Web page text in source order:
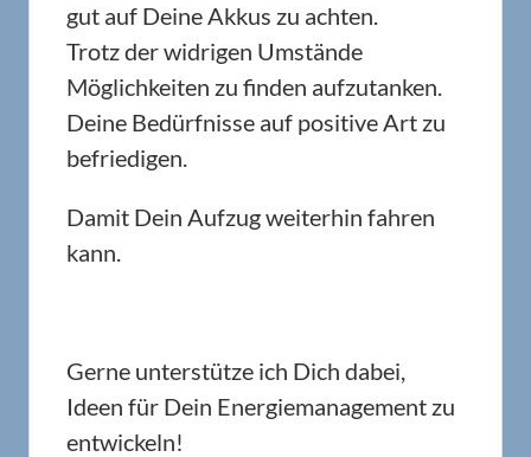
gut auf Deine Akkus zu achten.
Trotz der widrigen Umstände
Möglichkeiten zu finden aufzutanken.
Deine Bedürfnisse auf positive Art zu
befriedigen.
Damit Dein Aufzug weiterhin fahren
kann.
Gerne unterstütze ich Dich dabei,
Ideen für Dein Energiemanagement zu
entwickeln!